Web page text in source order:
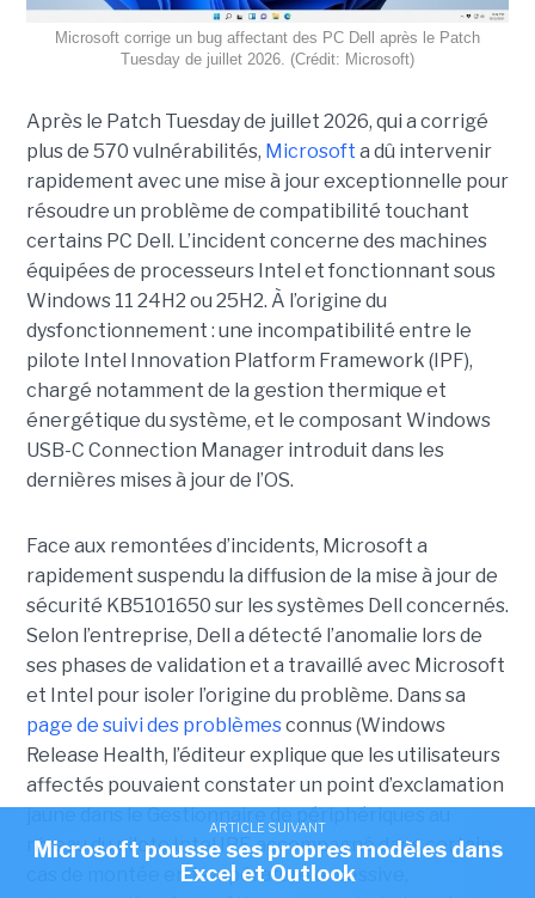
Microsoft corrige un bug affectant des PC Dell après le Patch
Tuesday de juillet 2026. (Crédit: Microsoft)
Après le Patch Tuesday de juillet 2026, qui a corrigé
plus de 570 vulnérabilités, Microsoft a dû intervenir
rapidement avec une mise à jour exceptionnell e pour
résoudre un problème de compatibilité touchant
certains PC Dell. L’incident concerne des machines
équipées de processeurs Intel et fonctionnant sous
Windows 11 24H2 ou 25H2. À l’origine du
dysfonctionnement : une incompatibilité entre le
pilote Intel Innovation Platform Framework (IPF),
chargé notamment de la gestion thermique et
énergétique du système, et le composant Windows
USB-C Connection Manager introduit dans les
dernières mises à jour de l’OS.
Face aux remontées d’incidents, Microsoft a
rapidement suspendu la diffusion de la mise à jour de
sécurité KB5101650 sur les systèmes Dell concernés.
Selon l’entreprise, Dell a détecté l’anomalie lors de
ses phases de validation et a travaillé avec Microsoft
et Intel pour isoler l’origine du problème. Dans sa
page de suivi des problèmesconnus (Windows
Release Health, l’éditeur explique que les utilisateurs
affectés pouvaient constater un point d’exclamation
niveau du pilote Intel IPF, accompagné dans certains
cas de montée en température excessive,
ARTICLE SUIVANT
Microsoft pousse ses propres modèles dans
Excel et Outlook